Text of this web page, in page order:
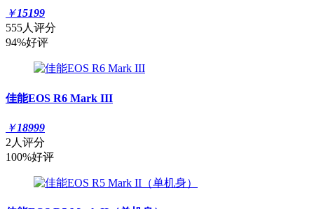
￥15199
555人评分
94%好评
佳能EOS R6 Mark III
￥18999
2人评分
100%好评